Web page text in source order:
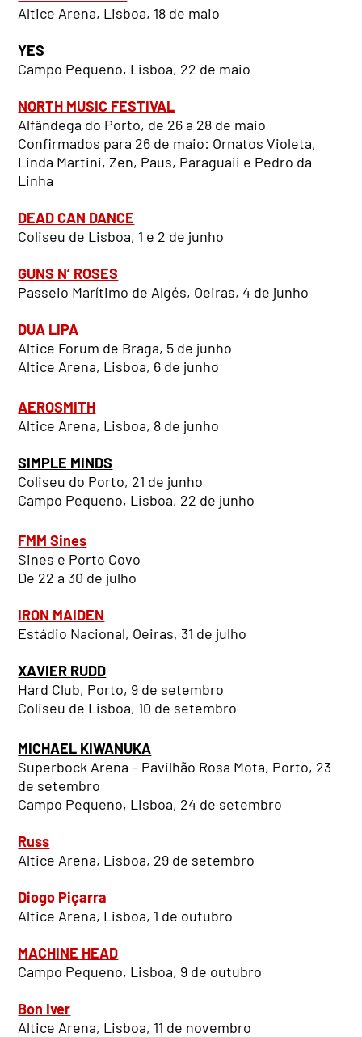
Altice Arena, Lisboa, 18 de maio
YES
Campo Pequeno, Lisboa, 22 de maio
NORTH MUSIC FESTIVAL
Alfândega do Porto, de 26 a 28 de maio
Confirmados para 26 de maio: Ornatos Violeta,
Linda Martini, Zen, Paus, Paraguaii e Pedro da
Linha
DEAD CAN DANCE
Coliseu de Lisboa, 1 e 2 de junho
GUNS N’ ROSES
Passeio Marítimo de Algés, Oeiras, 4 de junho
DUA LIPA
Altice Forum de Braga, 5 de junho
Altice Arena, Lisboa, 6 de junho
AEROSMITH
Altice Arena, Lisboa, 8 de junho
SIMPLE MINDS
Coliseu do Porto, 21 de junho
Campo Pequeno, Lisboa, 22 de junho
FMM Sines
Sines e Porto Covo
De 22 a 30 de julho
IRON MAIDEN
Estádio Nacional, Oeiras, 31 de julho
XAVIER RUDD
Hard Club, Porto, 9 de setembro
Coliseu de Lisboa, 10 de setembro
MICHAEL KIWANUKA
Superbock Arena – Pavilhão Rosa Mota, Porto, 23
de setembro
Campo Pequeno, Lisboa, 24 de setembro
Russ
Altice Arena, Lisboa, 29 de setembro
Diogo Piçarra
Altice Arena, Lisboa, 1 de outubro
MACHINE HEAD
Campo Pequeno, Lisboa, 9 de outubro
Bon Iver
Altice Arena, Lisboa, 11 de novembro